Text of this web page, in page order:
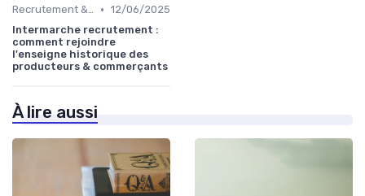
Recrutement & acquisition de talents • 12/06/2025
Intermarche recrutement :
comment rejoindre
l'enseigne historique des
producteurs & commerçants
À lire aussi